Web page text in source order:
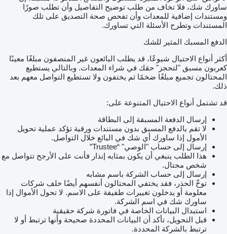
ساورك شك، فلا تخاف من طلب توضيح التفاصيل وأن تطلب صورًا
ومستندات إضافية للمعدات وأن تفحص صحة التصديق على تلك
المستندات وتطرح الأسئلة التي تساورك.
الدفع المسبك المثير للشك
أكثر أنواع الاحتيال شيوعًا، قد يطلب البائعون غير المنصفون مبلغًا معينًا
كعربون مسبق "لتحجز" حقك في شراء المعدات. وبالتالي يستطيع
المحتالون تجميع مبلغًا ضخمًا ثم يختفون ولا تستطيع التواصل معهم بعد
ذلك.
قد تشتمل أنواع الاحتيال المتنوعة على:
إرسال الدفعة المسبقة إلى البطاقة
لا تقم بالدفع المسبق بدون مستندات ورقية تؤكد عملية تحويل
الأمول إذا ساورك أي شك في البائع خلال التواصل.
إرسال إلى حساب "الوصي" “Trustee”
هذا الطلب ينبغي أن يكون بمثابه إنذار فأنت على الأرجح تتواصل مع
شخص محتال.
إرسال إلى حساب الشركة باسم مشابه
توخّ الحذر، فقد يختفي المحتالون أنفسهم أيضًا خلف شركات
معلومة أو يدخلون تغييرات طفيفة على الاسم. لا تحول الأموال إذا
ساورك شك في اسم الشركة.
استبدال البيانات الخاصة في فاتورة شركة حقيقية
قبل التحويل، تأكد أن البيانات المحددة صحيحة وأنها ترتبط أو لا
ترتبط بالشركة المحددة.